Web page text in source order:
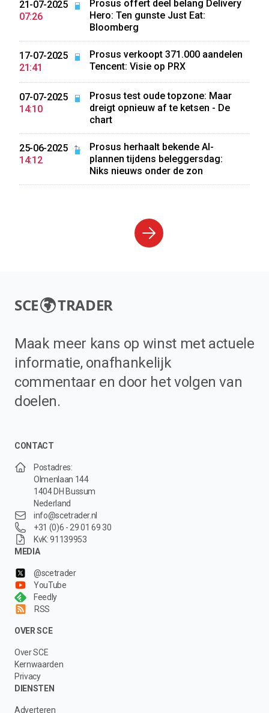
21-07-2025
07:26
Prosus offert deel belang Delivery
Hero: Ten gunste Just Eat:
Bloomberg
17-07-2025
21:41
Prosus verkoopt 371.000 aandelen
Tencent: Visie op PRX
07-07-2025
14:10
Prosus test oude topzone: Maar
dreigt opnieuw af te ketsen - De
chart
25-06-2025
14:12
Prosus herhaalt bekende AI-
plannen tijdens beleggersdag:
Niks nieuws onder de zon
SCE TRADER
Maak meer kans op winst met actuele
informatie, onafhankelijk
commentaar en door het volgen van
doelen.
CONTACT
Postadres:
Olmenlaan 144
1404 DH Bussum
Nederland
info@scetrader.nl
+31 (0)6 - 29 01 69 30
KvK: 91139953
MEDIA
@scetrader
YouTube
Feedly
RSS
OVER SCE
Over SCE
Kernwaarden
Privacy
DIENSTEN
Adverteren